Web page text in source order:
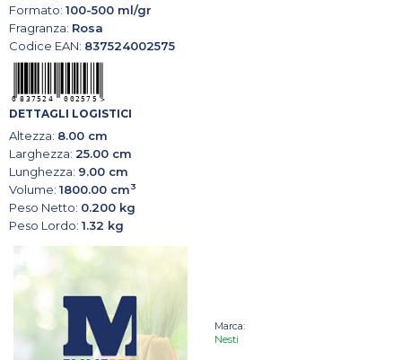
Formato: 100-500 ml/gr
Fragranza: Rosa
Codice EAN: 837524002575
DETTAGLI LOGISTICI
Altezza: 8.00 cm
Larghezza: 25.00 cm
Lunghezza: 9.00 cm
Volume: 1800.00 cm3
Peso Netto: 0.200 kg
Peso Lordo: 1.32 kg
Marca:
Nesti